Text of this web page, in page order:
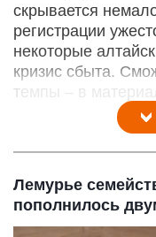
скрывается
регистрации
некоторые
кризис сбыта.
темпы – в
Лемурье
пополнилось